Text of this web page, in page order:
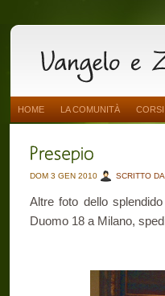
HOME LA COMUNITÀ CORSI
DOM 3 GEN 2010 SCRITTO
Altre foto dello
Duomo 18 a Milano,